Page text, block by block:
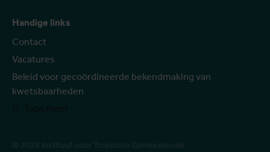
Handige links
Contact
Vacatures
Beleid voor gecoördineerde bekendmaking van
kwetsbaarheden
© 2026 Instituut voor Tropische Geneeskunde